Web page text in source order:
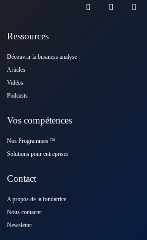
Ressources
Découvrir la business analyse
Articles
Vidéos
Podcasts
Vos compétences
Nos Programmes ™️
Solutions pour entreprises
Contact
A propos de la fondatrice
Nous contacter
Newsletter